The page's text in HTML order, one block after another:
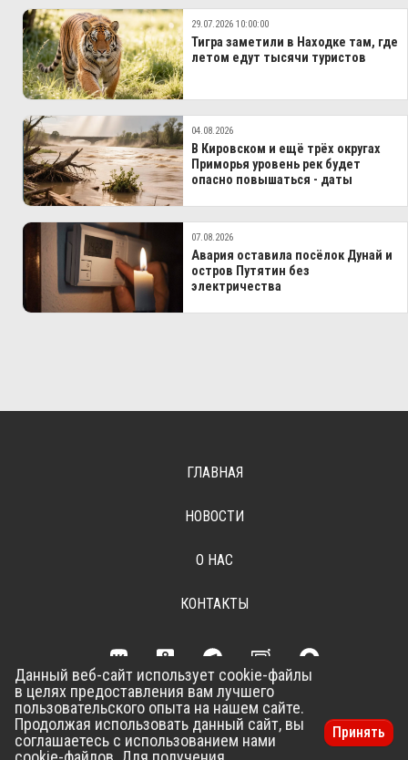
29.07.2026 10:00:00
Тигра заметили в Находке там, где
летом едут тысячи туристов
04.08.2026
В Кировском и ещё трёх округах
Приморья уровень рек будет
опасно повышаться - даты
07.08.2026
Авария оставила посёлок Дунай и
остров Путятин без
электричества
ГЛАВНАЯ
НОВОСТИ
О НАС
КОНТАКТЫ
Разработка сайта –Vladweb
Данный веб-сайт использует cookie-файлы
в целях предоставления вам лучшего
пользовательского опыта на нашем сайте.
Продолжая использовать данный сайт, вы
соглашаетесь с использованием нами
Принять